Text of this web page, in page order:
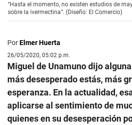
“Hasta el momento, no existen estudios de
sobre la ivermectina”. (Diseño: El Comercio)
PorElmer Huerta
26/05/2020, 05:02 p.m.
Miguel de Unamuno dijo
más desesperado estás, más
esperanza. En la actualidad,
aplicarse al sentimiento de
quienes en su desesperación